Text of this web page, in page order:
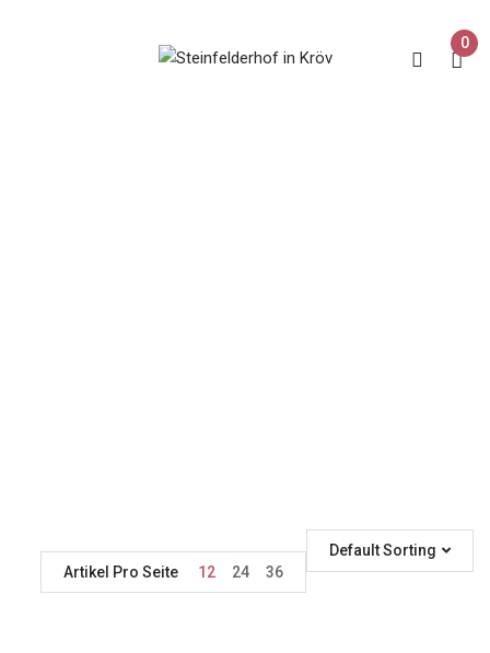
0
Default Sorting
Artikel Pro Seite
12 24 36